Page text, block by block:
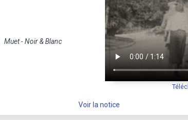
Muet - Noir & Blanc
Voir la notice